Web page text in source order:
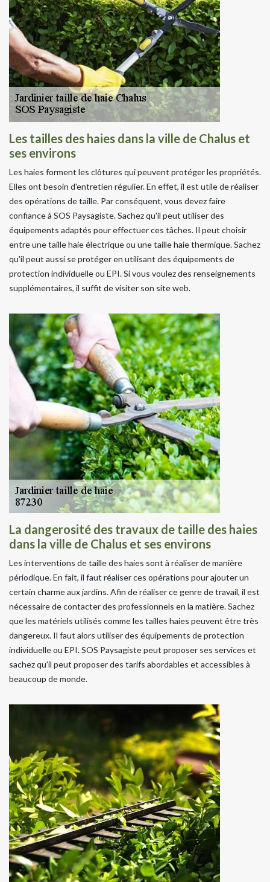
Les tailles des haies dans la ville de Chalus et
ses environs
Les haies forment les clôtures qui peuvent protéger les propriétés.
Elles ont besoin d'entretien régulier. En effet, il est utile de réaliser
des opérations de taille. Par conséquent, vous devez faire
confiance à SOS Paysagiste. Sachez qu'il peut utiliser des
équipements adaptés pour effectuer ces tâches. Il peut choisir
entre une taille haie électrique ou une taille haie thermique. Sachez
qu'il peut aussi se protéger en utilisant des équipements de
protection individuelle ou EPI. Si vous voulez des renseignements
supplémentaires, il suffit de visiter son site web.
La dangerosité des travaux de taille des haies
dans la ville de Chalus et ses environs
Les interventions de taille des haies sont à réaliser de manière
périodique. En fait, il faut réaliser ces opérations pour ajouter un
certain charme aux jardins. Afin de réaliser ce genre de travail, il est
nécessaire de contacter des professionnels en la matière. Sachez
que les matériels utilisés comme les tailles haies peuvent être très
dangereux. Il faut alors utiliser des équipements de protection
individuelle ou EPI. SOS Paysagiste peut proposer ses services et
sachez qu'il peut proposer des tarifs abordables et accessibles à
beaucoup de monde.